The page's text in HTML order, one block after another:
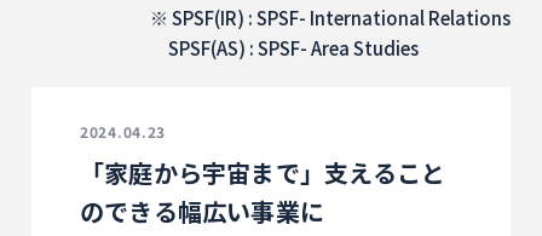
SPSF(IR) : SPSF- International Relations
SPSF(AS) : SPSF- Area Studies
2024.04.23
「家庭から宇宙まで」支えること
のできる幅広い事業に